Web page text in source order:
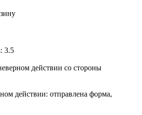
3.5
действии со стороны
действии: отправлена форма,